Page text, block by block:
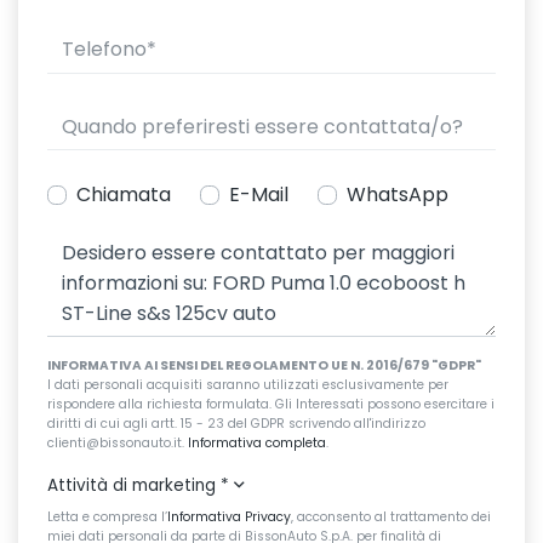
Chiamata E-Mail WhatsApp
INFORMATIVA AI SENSI DEL REGOLAMENTO UE N. 2016/679 "GDPR"
I dati personali acquisiti saranno utilizzati esclusivamente per
rispondere alla richiesta formulata. Gli Interessati possono esercitare i
diritti di cui agli artt. 15 - 23 del GDPR scrivendo all'indirizzo
clienti@bissonauto.it. Informativa completa.
Attività di marketing *
Letta e compresa l’Informativa Privacy, acconsento al trattamento dei
miei dati personali da parte di BissonAuto S.p.A. per finalità di